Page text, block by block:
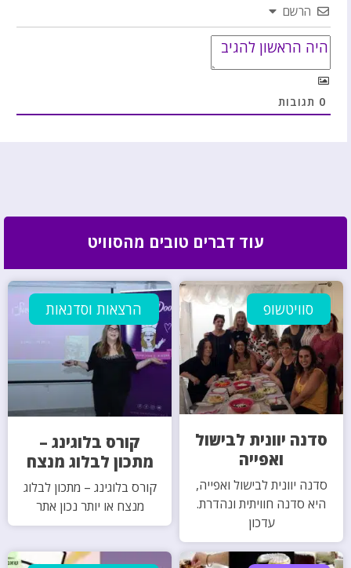
הרשם
0 תגובות
עוד דברים טובים מהסוויט
סוויטשופ
סדנה יוונית לבישול
ואפייה
סדנה יוונית לבישול ואפייה,
היא סדנה חוויתית ונהדרת.
עדכון
הרצאות וסדנאות
קורס בלוגינג –
מתכון לבלוג מנצח
קורס בלוגינג – מתכון לבלוג
מנצח או יותר נכון אתר